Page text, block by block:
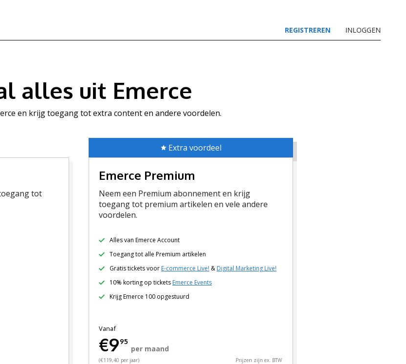
REGISTREREN INLOGGEN
alles uit Emerce
en krijg toegang tot extra content en andere voordelen.
tot
Extra voordeel
Emerce Premium
Neem een Premium abonnement en krijg
toegang tot premium artikelen en vele andere
voordelen.
Alles van Emerce Account
Toegang tot alle Premium artikelen
Gratis tickets voor E-commerce Live! & Digital Marketing Live!
10% korting op tickets Emerce Events
Krijg Emerce 100 opgestuurd
Vanaf
€995
per maand
(€119,40 per jaar) Prijzen zijn ex. BTW